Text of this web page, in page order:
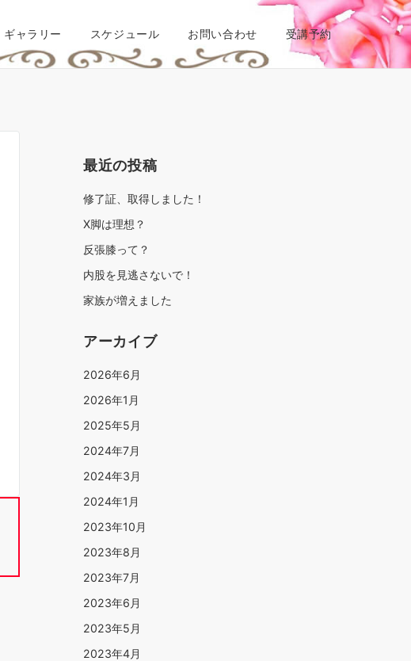
ギャラリー スケジュール お問い合わせ 受講予約
最近の投稿
修了証、取得しました！
X脚は理想？
反張膝って？
内股を見逃さないで！
家族が増えました
アーカイブ
2026年6月
2026年1月
2025年5月
2024年7月
2024年3月
2024年1月
2023年10月
2023年8月
2023年7月
2023年6月
2023年5月
2023年4月